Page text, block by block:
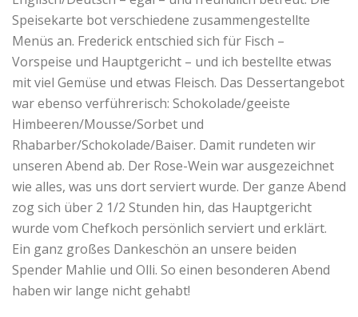
Speisekarte bot verschiedene zusammengestellte
Menüs an. Frederick entschied sich für Fisch –
Vorspeise und Hauptgericht – und ich bestellte etwas
mit viel Gemüse und etwas Fleisch. Das Dessertangebot
war ebenso verführerisch: Schokolade/geeiste
Himbeeren/Mousse/Sorbet und
Rhabarber/Schokolade/Baiser. Damit rundeten wir
unseren Abend ab. Der Rose-Wein war ausgezeichnet
wie alles, was uns dort serviert wurde. Der ganze Abend
zog sich über 2 1/2 Stunden hin, das Hauptgericht
wurde vom Chefkoch persönlich serviert und erklärt.
Ein ganz großes Dankeschön an unsere beiden
Spender Mahlie und Olli. So einen besonderen Abend
haben wir lange nicht gehabt!